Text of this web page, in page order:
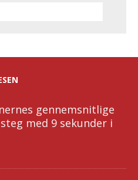
gennemsnitlige
med 9 sekunder i